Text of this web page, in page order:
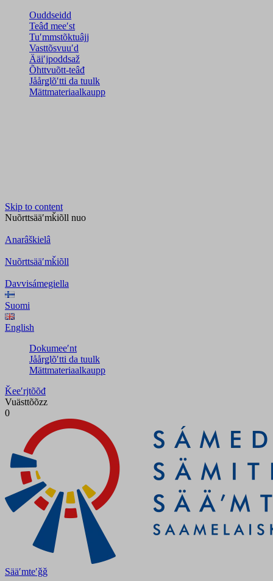
Ouddseidd
Teâđ meeʹst
Tuʹmmstõktuâjj
Vasttõsvuuʹd
Ääiʹjpoddsaž
Õhttvuõtt-teâđ
Jåårǥlõʹtti da tuulk
Mättmateriaalkaupp
Skip to content
Nuõrttsääʹmǩiõll nuo
Anarâškielâ
Nuõrttsääʹmǩiõll
Davvisámegiella
Suomi
English
Dokumeeʹnt
Jåårǥlõʹtti da tuulk
Mättmateriaalkaupp
Ǩeeʹrjtõõđ
Vuästtõõzz
0
Sääʹmteʹǧǧ